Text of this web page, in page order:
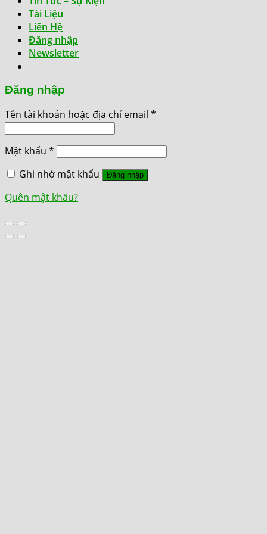
Tài Liệu
Liên Hệ
Đăng nhập
Newsletter
Đăng nhập
Tên tài khoản hoặc địa chỉ email *
Mật khẩu *
Ghi nhớ mật khẩu
Đăng nhập
Quên mật khẩu?